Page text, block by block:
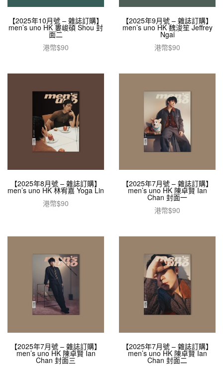
【2025年10月號 – 雜誌訂購】
men’s uno HK 婁峻碩 Shou 封
面二
港幣$90
【2025年9月號 – 雜誌訂購】
men’s uno HK 魏浚笙 Jeffrey
Ngai
港幣$90
【2025年8月號 – 雜誌訂購】
men’s uno HK 林宥嘉 Yoga Lin
港幣$90
【2025年7月號 – 雜誌訂購】
men’s uno HK 陳卓賢 Ian
Chan 封面一
港幣$90
【2025年7月號 – 雜誌訂購】
men’s uno HK 陳卓賢 Ian
Chan 封面三
【2025年7月號 – 雜誌訂購】
men’s uno HK 陳卓賢 Ian
Chan 封面二